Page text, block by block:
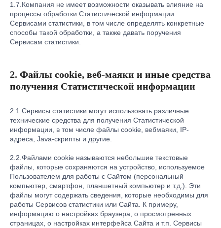
1.7.Компания не имеет возможности оказывать влияние на
процессы обработки Статистической информации
Сервисами статистики, в том числе определять конкретные
способы такой обработки, а также давать поручения
Сервисам статистики.
2. Файлы cookie, веб-маяки и иные средства
получения Статистической информации
2.1.Сервисы статистики могут использовать различные
технические средства для получения Статистической
информации, в том числе файлы cookie, вебмаяки, IP-
адреса, Java-скрипты и другие.
2.2.Файлами cookie называются небольшие текстовые
файлы, которые сохраняются на устройство, используемое
Пользователем для работы с Сайтом (персональный
компьютер, смартфон, планшетный компьютер и т.д.). Эти
файлы могут содержать сведения, которые необходимы для
работы Сервисов статистики или Сайта. К примеру,
информацию о настройках браузера, о просмотренных
страницах, о настройках интерфейса Сайта и т.п. Сервисы